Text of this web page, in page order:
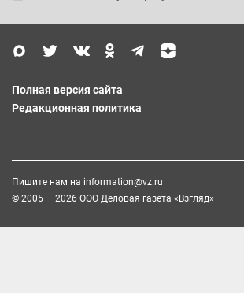
Полная версия сайта
Редакционная политика
Пишите нам на information@vz.ru
© 2005 — 2026 ООО Деловая газета «Взгляд»